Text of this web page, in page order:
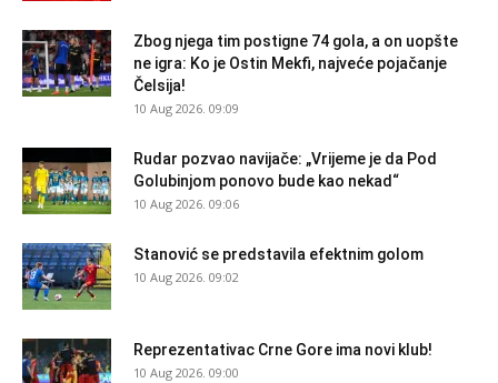
Zbog njega tim postigne 74 gola, a on uopšte
ne igra: Ko je Ostin Mekfi, najveće pojačanje
Čelsija!
10 Aug 2026. 09:09
Rudar pozvao navijače: „Vrijeme je da Pod
Golubinjom ponovo bude kao nekad“
10 Aug 2026. 09:06
Stanović se predstavila efektnim golom
10 Aug 2026. 09:02
Reprezentativac Crne Gore ima novi klub!
10 Aug 2026. 09:00